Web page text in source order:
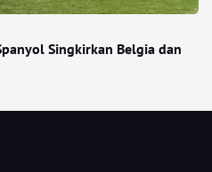
Singkirkan Belgia dan